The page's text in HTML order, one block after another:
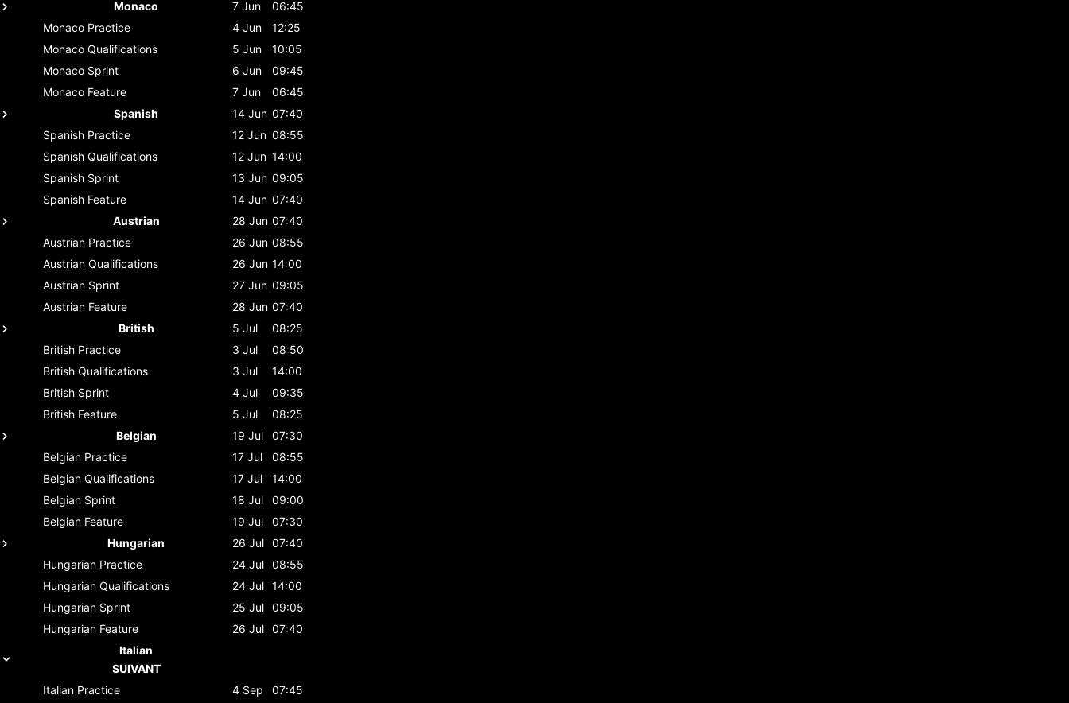
Monaco
7 Jun
06:45
Monaco Practice 4 Jun
12:25
Monaco Qualifications 5 Jun
10:05
Monaco Sprint 6 Jun
09:45
Monaco Feature 7 Jun
06:45
Spanish
14 Jun 07:40
Spanish Practice 12 Jun 08:55
Spanish Qualifications 12 Jun 14:00
Spanish Sprint 13 Jun 09:05
Spanish Feature 14 Jun 07:40
Austrian
28 Jun 07:40
Austrian Practice 26 Jun 08:55
Austrian Qualifications 26 Jun 14:00
Austrian Sprint 27 Jun 09:05
Austrian Feature 28 Jun 07:40
British
5 Jul
08:25
British Practice 3 Jul
08:50
British Qualifications 3 Jul
14:00
British Sprint 4 Jul
09:35
British Feature 5 Jul
08:25
Belgian
19 Jul
07:30
Belgian Practice 17 Jul
08:55
Belgian Qualifications 17 Jul
14:00
Belgian Sprint 18 Jul
09:00
Belgian Feature 19 Jul
07:30
Hungarian
26 Jul 07:40
Hungarian Practice 24 Jul 08:55
Hungarian Qualifications 24 Jul 14:00
Hungarian Sprint 25 Jul 09:05
Hungarian Feature 26 Jul 07:40
Italian
SUIVANT
Italian Practice 4 Sep
07:45